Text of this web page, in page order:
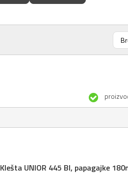
Klešta UNIOR 445 BI, papagajke